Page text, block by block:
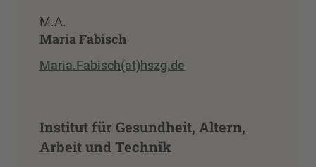
M.A.
Maria Fabisch
Maria.Fabisch(at)hszg.de
Institut für Gesundheit, Altern,
Arbeit und Technik